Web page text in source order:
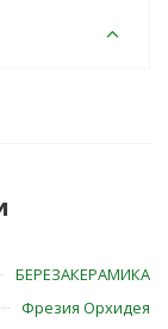
БЕРЕЗАКЕРАМИКА
Фрезия Орхидея